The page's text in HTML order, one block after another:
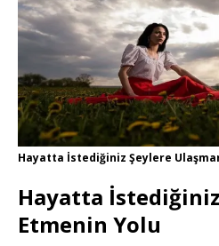
Hayatta İstediğiniz Şeylere
Hayatta
Etmenin Yolu